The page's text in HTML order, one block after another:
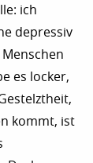
ich
depressiv
es locker,
kommt, ist